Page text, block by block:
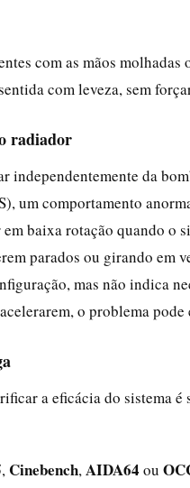
com as mãos
com leveza, sem
radiador
independentemente da
um comportamento
baixa rotação quando o
parados ou girando em
mas não indica
o problema
a eficácia do sistema
, Cinebench, AIDA64 ou